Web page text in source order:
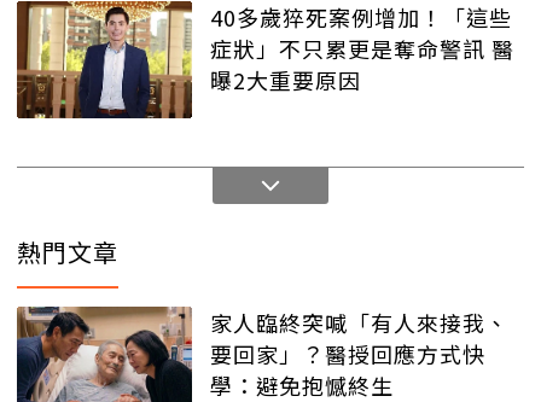
40多歲猝死案例增加！「這些
症狀」不只累更是奪命警訊 醫
曝2大重要原因
熱門文章
家人臨終突喊「有人來接我、
要回家」？醫授回應方式快
學：避免抱憾終生